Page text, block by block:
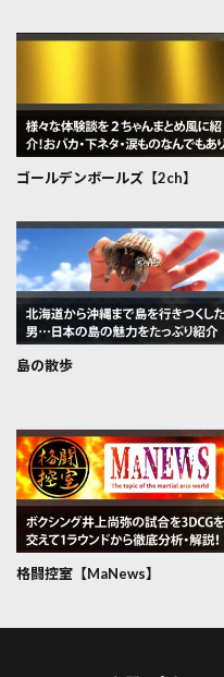
ゴールデンボールズ【2ch】
島の散歩
格闘控室【MaNews】